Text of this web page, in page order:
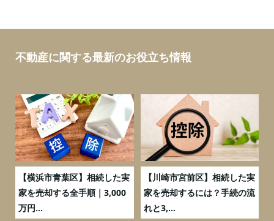
不動産に関する最新のお役立ち情報
【横浜市青葉区】相続した実
家を売却する全手順｜3,000
万円...
【川崎市宮前区】相続した実
家を売却するには？手続の流
れと3,...